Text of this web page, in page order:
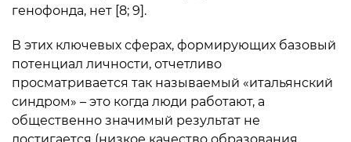
генофонда, нет [8; 9].
В этих ключевых сферах, формирующих базовый
потенциал личности, отчетливо
просматривается так называемый «итальянский
синдром» – это когда люди работают, а
общественно значимый результат не
достигается (низкое качество образования,